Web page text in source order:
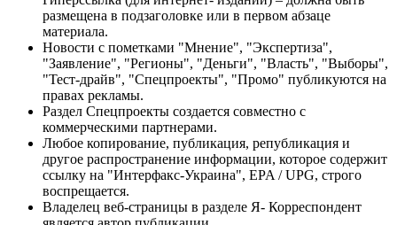
размещена в подзаголовке или в первом абзаце
материала.
Новости с пометками "Мнение", "Экспертиза",
"Заявление", "Регионы", "Деньги", "Власть", "Выборы",
"Тест-драйв", "Спецпроекты", "Промо" публикуются на
правах рекламы.
Раздел Спецпроекты создается совместно с
коммерческими партнерами.
Любое копирование, публикация, републикация и
другое распространение информации, которое содержит
ссылку на "Интерфакс-Украина", EPA / UPG, строго
воспрещается.
Владелец веб-страницы в разделе Я- Корреспондент